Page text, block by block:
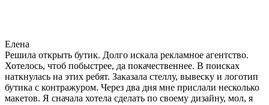
Елена
Решила открыть бутик. Долго искала рекламное агентство.
Хотелось, чтоб побыстрее, да покачественнее. В поисках
наткнулась на этих ребят. Заказала стеллу, вывеску и логотип
бутика с контражуром. Через два дня мне прислали несколько
макетов. Я сначала хотела сделать по своему дизайну, мол, я